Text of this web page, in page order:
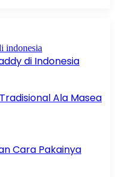
di Indonesia
Ala Masea
Cara Pakainya